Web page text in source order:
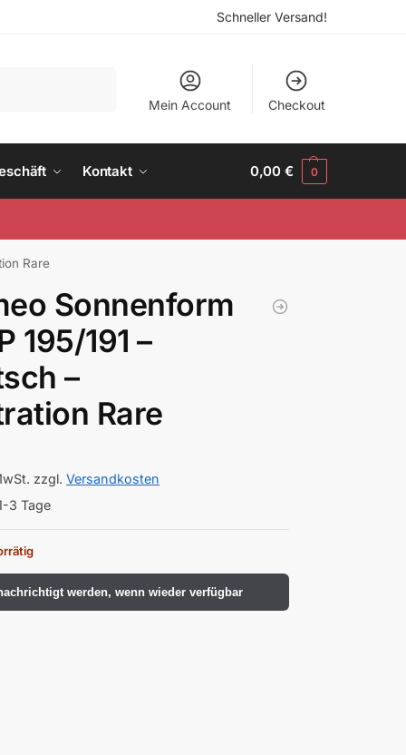
Schneller Versand!
Mein Account Checkout
Kontakt 0,00€ 0
Rare
Sonnenform
195/191 –
–
Rare
zzgl.Versandkosten
3 Tage
werden, wenn wieder verfügbar